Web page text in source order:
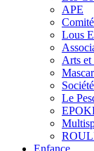
APE
Lous
Arts et
Le
Enfance